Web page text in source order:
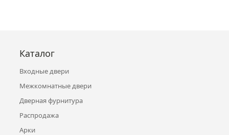
Каталог
Входные двери
Межкомнатные двери
Дверная фурнитура
Распродажа
Арки